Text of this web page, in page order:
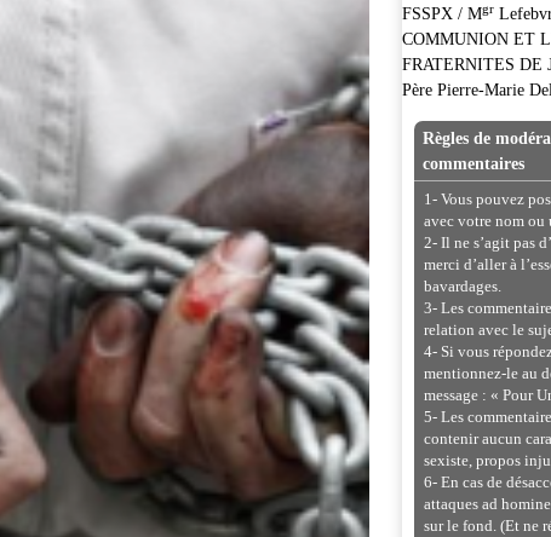
FSSPX / Mgr
COMMUNION ET
FRATERNITES DE
Père Pierre-Marie
Règles de
commentaires
1- Vous pouvez
avec votre nom ou
2- Il ne s’agit pas
merci d’aller à
bavardages.
3- Les
relation avec le
4- Si vous
mentionnez-le au
message : « Pour
5- Les
contenir aucun
sexiste, propos
6- En cas de
attaques ad
sur le fond. (Et ne